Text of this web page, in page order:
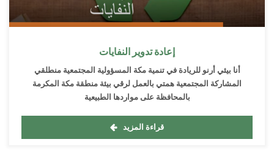
إعادة تدوير النفايات
أنا بيئي أرنو للريادة في تنمية مكة المسؤولية المجتمعية منطلقي
المشاركة المجتمعية همتي بالعمل لرقي بيئة منطقة مكة المكرمة
بالمحافظة على مواردها الطبيعية
قراءة المزيد